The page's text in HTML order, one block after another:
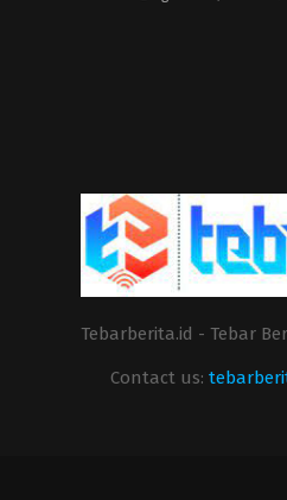
Tebarberita.id - Tebar
Contact us: